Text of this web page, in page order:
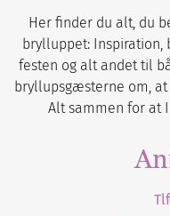
Her finder du alt, du
brylluppet: Inspiration,
festen og alt andet til
bryllupsgæsterne om,
Alt sammen for at